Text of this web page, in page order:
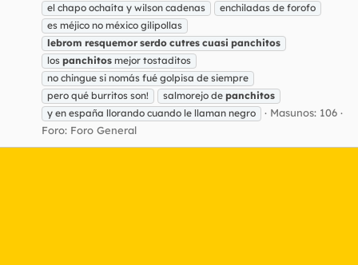
el chapo ochaíta y wilson cadenas
enchiladas de forofo
es méjico no méxico gilipollas
lebrom resquemor serdo cutres cuasi panchitos
los panchitos mejor tostaditos
no chingue si nomás fué golpisa de siempre
pero qué burritos son!
salmorejo de panchitos
y en españa llorando cuando le llaman negro
Masunos: 106
Foro: Foro General